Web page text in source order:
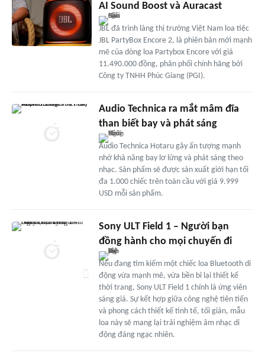
AI Sound Boost và Auracast
JBL đã trình làng thị trường Việt Nam loa tiệc
JBL PartyBox Encore 2, là phiên bản mới mạnh
mẽ của dòng loa Partybox Encore với giá
11.490.000 đồng, phân phối chính hãng bởi
Công ty TNHH Phúc Giang (PGI).
Audio Technica ra mắt mâm đĩa
than biết bay và phát sáng
Audio Technica Hotaru gây ấn tượng mạnh
nhờ khả năng bay lơ lửng và phát sáng theo
nhạc. Sản phẩm sẽ được sản xuất giới hạn tối
đa 1.000 chiếc trên toàn cầu với giá 9.999
USD mỗi sản phẩm.
Sony ULT Field 1 – Người bạn
đồng hành cho mọi chuyến đi
Nếu đang tìm kiếm một chiếc loa Bluetooth di
động vừa mạnh mẽ, vừa bền bỉ lại thiết kế
thời trang, Sony ULT Field 1 chính là ứng viên
sáng giá. Sự kết hợp giữa công nghệ tiên tiến
và phong cách thiết kế tinh tế, tối giản, mẫu
loa này sẽ mang lại trải nghiệm âm nhạc di
động đáng ngạc nhiên.